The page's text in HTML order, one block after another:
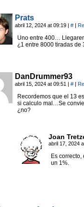
Prats
abril 12, 2024 at 09:19 | # |
Uno entre 400…
¿1 entre 8000 tiradas de
DanDrummer93
abril 15, 2024 at 09:51 | # |
Recordemos que el 13
si calculo mal…Se
¿no?
Joan
abril 17, 2024
Es
un 1%.